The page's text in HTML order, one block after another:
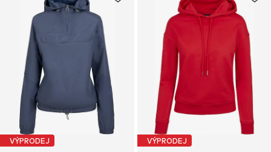
VÝPRODEJ VÝPRODEJ